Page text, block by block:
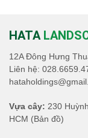
HATA
12A Đông Hưng
Liên hệ:
Vựa cây: 230
HCM (Bản đồ)